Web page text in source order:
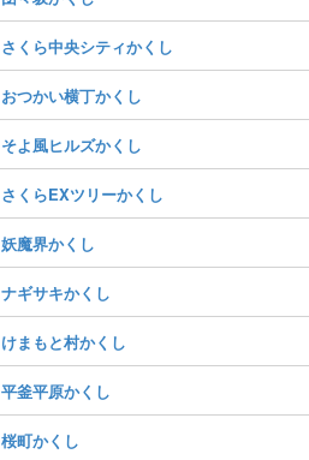
さくら中央シティかくし
おつかい横丁かくし
そよ風ヒルズかくし
さくらEXツリーかくし
妖魔界かくし
ナギサキかくし
けまもと村かくし
平釜平原かくし
桜町かくし